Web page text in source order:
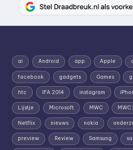
ai Android app Apple
facebook gadgets Games
htc IFA 2014 instagram
Lijstje Microsoft MWC MWC
Netflix nieuws nokia
preview Review Samsung